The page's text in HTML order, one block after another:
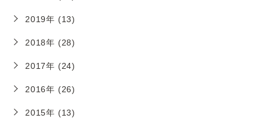
2019年 (13)
2018年 (28)
2017年 (24)
2016年 (26)
2015年 (13)